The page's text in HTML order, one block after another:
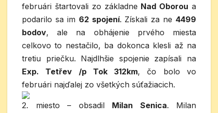
februári štartovali zo základne Nad Oborou a
podarilo sa im 62 spojení. Získali za ne 4499
bodov, ale na obhájenie prvého miesta
celkovo to nestačilo, ba dokonca klesli až na
tretiu priečku. Najdlhšie spojenie zapísali na
Exp. Tetřev /p Tok 312km, čo bolo vo
februári najďalej zo všetkých súťažiacich.
2. miesto – obsadil Milan Senica. Milan